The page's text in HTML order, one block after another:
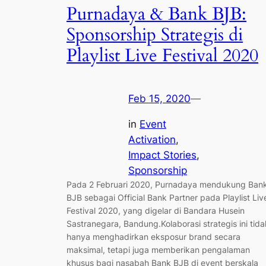
Purnadaya & Bank BJB:
Sponsorship Strategis di
Playlist Live Festival 2020
Feb 15, 2020—
in Event
Activation
Impact Stories
Sponsorship
Pada 2 Februari 2020, Purnadaya mendukung
BJB sebagai Official Bank Partner pada Playlist
Festival 2020, yang digelar di Bandara Husein
Sastranegara, Bandung.Kolaborasi strategis ini
hanya menghadirkan eksposur brand secara
maksimal, tetapi juga memberikan pengalaman
khusus bagi nasabah Bank BJB di event berskala